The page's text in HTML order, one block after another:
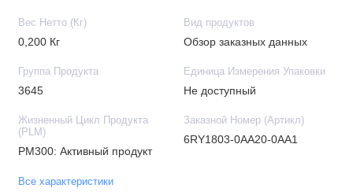
Вес Нетто (Кг)
0,200 Кг
Вид продуктов
Обзор заказных данных
Группа Продукта
3645
Единица Измерения Упаковки
Не доступный
Жизненный Цикл Продукта
(PLM)
PM300: Активный продукт
Заказной Номер (Артикл)
6RY1803-0AA20-0AA1
Все характеристики